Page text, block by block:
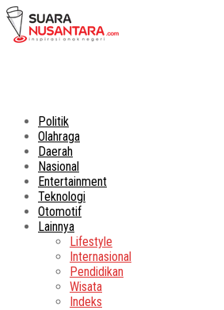
Politik
Olahraga
Daerah
Nasional
Entertainment
Teknologi
Otomotif
Lainnya
Lifestyle
Internasional
Pendidikan
Wisata
Indeks